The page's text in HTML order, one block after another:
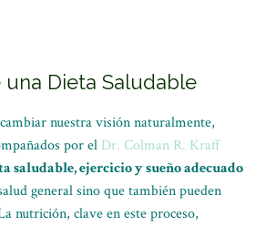
una Dieta Saludable
nuestra visión naturalmente,
por el Dr. Colman R. Kraff
saludable, ejercicio y sueño adecuado
general sino que también pueden
nutrición, clave en este proceso,